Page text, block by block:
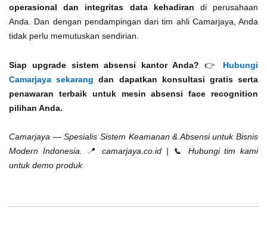
operasional dan integritas data kehadiran di perusahaan
Anda. Dan dengan pendampingan dari tim ahli Camarjaya, Anda
tidak perlu memutuskan sendirian.
Siap upgrade sistem absensi kantor Anda? 👉
Hubungi
Camarjaya sekarang dan dapatkan konsultasi gratis serta
penawaran terbaik untuk mesin absensi face recognition
pilihan Anda.
Camarjaya — Spesialis Sistem Keamanan & Absensi untuk Bisnis
Modern Indonesia.
📍 camarjaya.co.id | 📞 Hubungi tim kami
untuk demo produk